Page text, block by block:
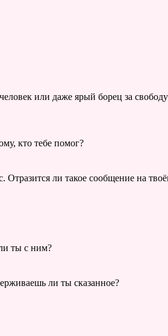
или даже ярый борец за
кто тебе помог?
Отразится ли такое сообщение на
ты с ним?
ли ты сказанное?